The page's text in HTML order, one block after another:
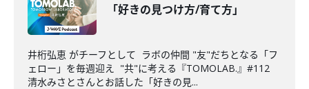
「好きの見つけ方/育て方」
井桁弘恵 がチーフとして ラボの仲間 "友"だちとなる「フ
ェロー」を毎週迎え "共"に考える『TOMOLAB.』#112
清水みさとさんとお話した「好きの見...